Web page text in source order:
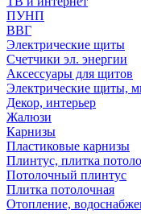
ПУНП
ВВГ
Электрические щиты
Счетчики эл. энергии
Аксессуары для щитов
Электрические щиты,
Декор, интерьер
Жалюзи
Карнизы
Пластиковые карнизы
Плинтус, плитка
Потолочный плинтус
Плитка потолочная
Отопление,